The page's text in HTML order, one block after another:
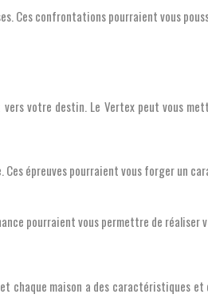
Ces confrontations pourraient vous
votre destin. Le Vertex peut vous
épreuves pourraient vous forger un
pourraient vous permettre de réaliser
chaque maison a des caractéristiques et